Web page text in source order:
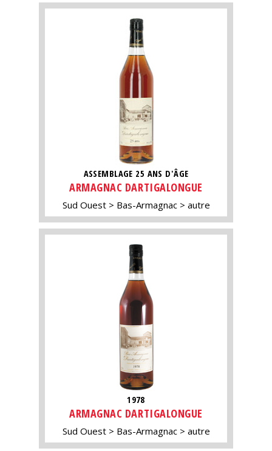
ASSEMBLAGE 25 ANS D'ÂGE
ARMAGNAC DARTIGALONGUE
Sud Ouest Bas-Armagnac autre
1978
ARMAGNAC DARTIGALONGUE
Sud Ouest Bas-Armagnac autre